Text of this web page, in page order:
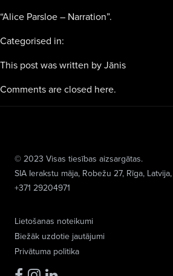
“Alice Parsloe – Narration”.
Categorised in:
This post was written by Jānis
Comments are closed here.
Lietošanas noteikumi
Biežāk uzdotie jautājumi
Privātuma politika
© 2023 Visas tiesības aizsargātas.
SIA Ierakstu māja, Robežu 27, Rīga,
+371 29204971